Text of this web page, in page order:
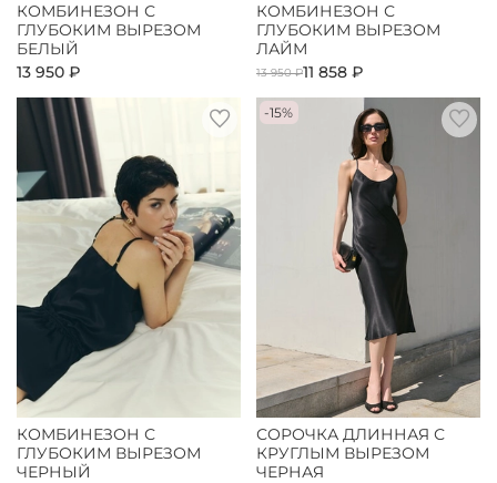
КОМБИНЕЗОН С
ГЛУБОКИМ ВЫРЕЗОМ
БЕЛЫЙ
13 950 ₽
КОМБИНЕЗОН С
ГЛУБОКИМ ВЫРЕЗОМ
ЛАЙМ
13 950 ₽11 858 ₽
КОМБИНЕЗОН С
ГЛУБОКИМ ВЫРЕЗОМ
ЧЕРНЫЙ
-15%
СОРОЧКА ДЛИННАЯ С
КРУГЛЫМ ВЫРЕЗОМ
ЧЕРНАЯ